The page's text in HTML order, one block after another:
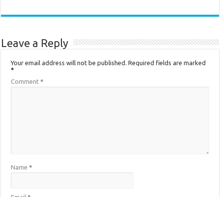
Leave a Reply
Your email address will not be published. Required fields are marked
*
Comment*
Name*